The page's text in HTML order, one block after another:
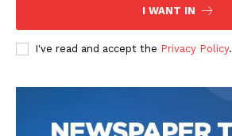
I WANT IN
I've read and accept the Privacy Policy.